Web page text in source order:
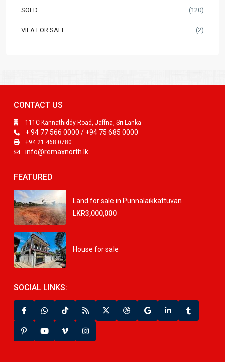
SOLD (120)
VILA FOR SALE (2)
CONTACT US
111C Kannathiddy Road, Jaffna, Sri Lanka
+ 94 77 566 0000 / +94 75 685 0000
+94 21 468 0780
info@remaxnorth.lk
FEATURED
Land for sale in Punnalaikkattuvan
LKR3,000,000
House for sale
SOCIAL LINKS: